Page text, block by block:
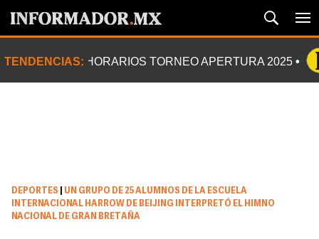
TENDENCIAS: HORARIOS TORNEO APERTURA 2025
DEPORTES
UN GRUPO DE 25 ALUMNOS DE LA ESCUELA
INTERNACIONAL HARROW DE BEIJING INTERPRETÓ EL HIMNO
NACIONAL DE GRAN BRETAÑA